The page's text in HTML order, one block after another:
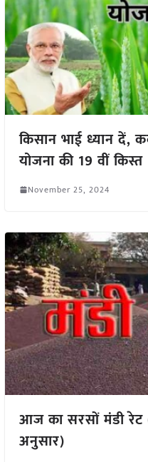
किसान भाई ध्यान दें,
योजना की 19 वीं किस्त
November 25, 2024
आज का सरसों मंडी
अनुसार)